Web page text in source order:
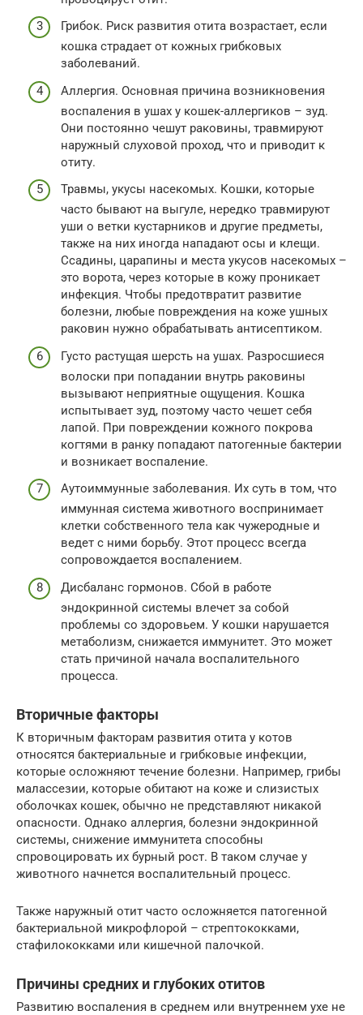
Грибок. Риск развития отита возрастает, если
кошка страдает от кожных грибковых
заболеваний.
Аллергия. Основная причина возникновения
воспаления в ушах у кошек-аллергиков – зуд.
Они постоянно чешут раковины, травмируют
наружный слуховой проход, что и приводит к
отиту.
Травмы, укусы насекомых. Кошки, которые
часто бывают на выгуле, нередко травмируют
уши о ветки кустарников и другие предметы,
также на них иногда нападают осы и клещи.
Ссадины, царапины и места укусов насекомых –
это ворота, через которые в кожу проникает
инфекция. Чтобы предотвратит развитие
болезни, любые повреждения на коже ушных
раковин нужно обрабатывать антисептиком.
Густо растущая шерсть на ушах. Разросшиеся
волоски при попадании внутрь раковины
вызывают неприятные ощущения. Кошка
испытывает зуд, поэтому часто чешет себя
лапой. При повреждении кожного покрова
когтями в ранку попадают патогенные бактерии
и возникает воспаление.
Аутоиммунные заболевания. Их суть в том, что
иммунная система животного воспринимает
клетки собственного тела как чужеродные и
ведет с ними борьбу. Этот процесс всегда
сопровождается воспалением.
Дисбаланс гормонов. Сбой в работе
эндокринной системы влечет за собой
проблемы со здоровьем. У кошки нарушается
метаболизм, снижается иммунитет. Это может
стать причиной начала воспалительного
процесса.
Вторичные факторы
К вторичным факторам развития отита у котов
относятся бактериальные и грибковые инфекции,
которые осложняют течение болезни. Например, грибы
малассезии, которые обитают на коже и слизистых
оболочках кошек, обычно не представляют никакой
опасности. Однако аллергия, болезни эндокринной
системы, снижение иммунитета способны
спровоцировать их бурный рост. В таком случае у
животного начнется воспалительный процесс.
Также наружный отит часто осложняется патогенной
бактериальной микрофлорой – стрептококками,
стафилококками или кишечной палочкой.
Причины средних и глубоких отитов
Развитию воспаления в среднем или внутреннем ухе не